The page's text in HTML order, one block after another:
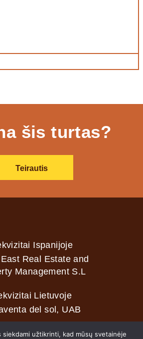
šis turtas?
Teirautis
Ispanijoje
Real Estate and
Management S.L
Lietuvoje
del sol, UAB
siekdami užtikrinti, kad mūsų svetainėje